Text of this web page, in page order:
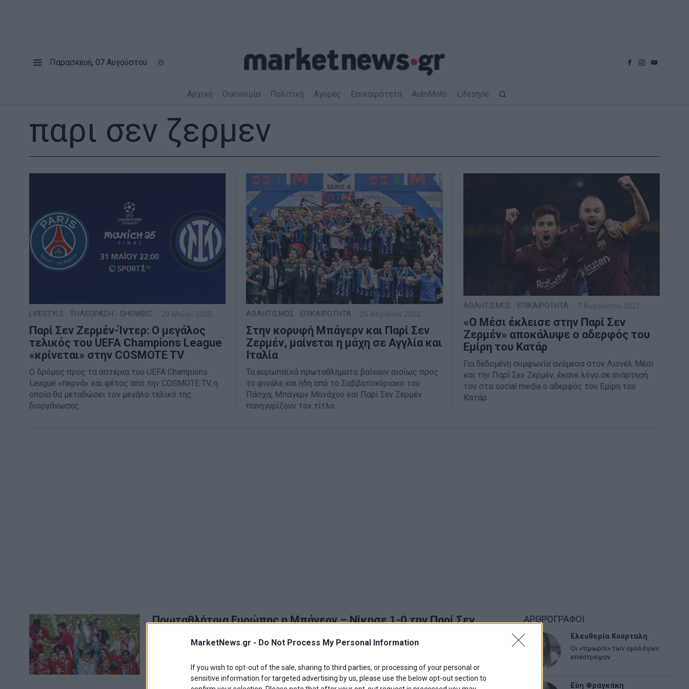
MarketNews.gr - Do Not Process My Personal Information
If you wish to opt-out of the sale, sharing to third parties, or processing of your personal or
sensitive information for targeted advertising by us, please use the below opt-out section to
Παρασκευή, 07 Αυγούστου
Αρχική Οικονομία Πολιτική Αγορές Επικαιρότητα AutoMoto Lifestyle
παρι σεν ζερμεν
LIFESTYLE ΤΗΛΕΟΡΑΣΗ - SHOWBIZ 29 Μαΐου 2025
Παρί Σεν Ζερμέν-Ίντερ: Ο μεγάλος
τελικός του UEFA Champions League
«κρίνεται» στην COSMOTE TV
Ο δρόμος προς τα αστέρια του UEFA Champions
League «περνά» και φέτος από την COSMOTE TV, η
οποία θα μεταδώσει τον μεγάλο τελικό της
διοργάνωσης.
ΑΘΛΗΤΙΣΜΟΣ ΕΠΙΚΑΙΡΟΤΗΤΑ 25 Απριλίου 2022
Στην κορυφή Μπάγερν και Παρί Σεν
Ζερμέν, μαίνεται η μάχη σε Αγγλία και
Ιταλία
Τα ευρωπαϊκά πρωταθλήματα βαίνουν αισίως προς
το φινάλε και ήδη από το Σαββατοκύριακο του
Πάσχα, Μπάγερν Μονάχου και Παρί Σεν Ζερμέν
πανηγυρίζουν τον τίτλο.
ΑΘΛΗΤΙΣΜΟΣ ΕΠΙΚΑΙΡΟΤΗΤΑ 7 Αυγούστου 2021
«Ο Μέσι έκλεισε στην Παρί Σεν
Ζερμέν» αποκάλυψε ο αδερφός του
Εμίρη του Κατάρ
Για δεδομένη συμφωνία ανάμεσα στον Λιονέλ Μέσι
και την Παρί Σεν Ζερμέν, έκανε λόγο σε ανάρτησή
του στα social media ο αδερφός του Εμίρη του
Κατάρ
Πρωταθλήτρια Ευρώπης η Μπάγερν – Νίκησε 1-0 την Παρί Σεν
Μετά από 7 χρόνια (2013) η Μπάγερν επέστρεψε ξανά στον ευρωπαϊκό «θρόνο». Η ομάδα του
24 Αυγούστου 2020 Αθλητισμός · Επικαιρότητα
ΑΡΘΡΟΓΡΑΦΟΙ
Ελευθερία Κούρταλη
Οι «τιμωροί» των ομολόγων
επέστρεψαν
Εύη Φραγκάκη